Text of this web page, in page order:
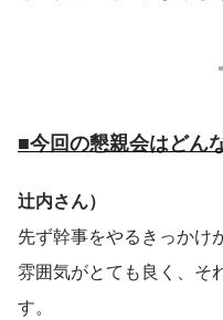
■今回の懇親会はどん
辻内さん）
先ず幹事をやるきっかけ
雰囲気がとても良く、そ
す。